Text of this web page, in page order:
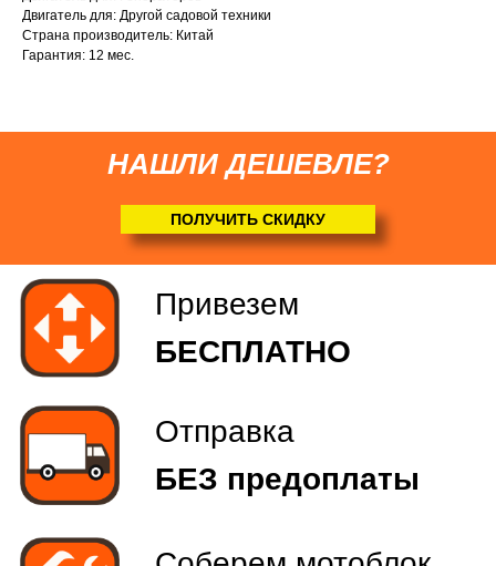
Двигатель для: Другой садовой техники
Страна производитель: Китай
Гарантия: 12 мес.
НАШЛИ ДЕШЕВЛЕ?
ПОЛУЧИТЬ СКИДКУ